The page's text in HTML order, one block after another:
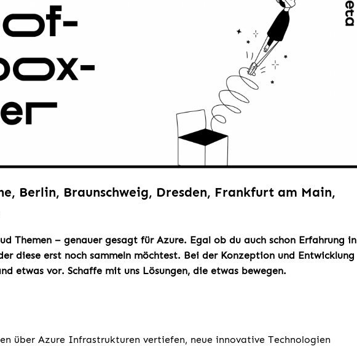
Berlin, Braunschweig, Dresden, Frankfurt am Main,
Themen – genauer gesagt für Azure. Egal ob du auch schon Erfahrung in
diese erst noch sammeln möchtest. Bei der Konzeption und Entwicklung
etwas vor. Schaffe mit uns Lösungen, die etwas bewegen.
über Azure Infrastrukturen vertiefen, neue innovative Technologien